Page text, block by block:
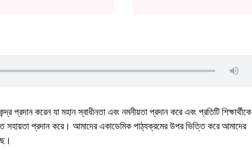
প্রদান করেন যা মহান স্বাধীনতা এবং নমনীয়তা প্রদান করে এবং প্রতিটি শিক্ষার্থীকে
সহায়তা প্রদান করে। আমাদের একাডেমিক পাঠ্যক্রমের উপর ভিত্তি করে আমাদের